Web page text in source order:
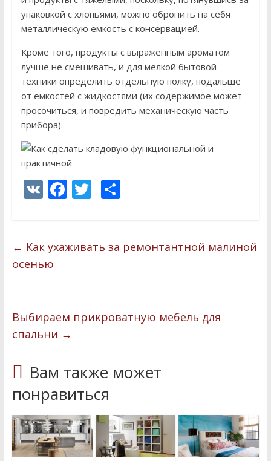
упаковкой с хлопьями, можно обронить на себя
металлическую емкость с консервацией.
Кроме того, продукты с выраженным ароматом
лучше не смешивать, и для мелкой бытовой
техники определить отдельную полку, подальше
от емкостей с жидкостями (их содержимое может
просочиться, и повредить механическую часть
прибора).
V F
b
T
er
О
р
т
← Как ухаживать за ремонтантной малиной
осенью
Выбираем прикроватную мебель для
спальни →
Вам также может
понравиться